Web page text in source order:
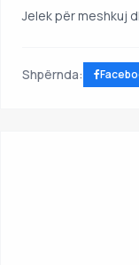
Jelek për meshkuj
Shpërnda: